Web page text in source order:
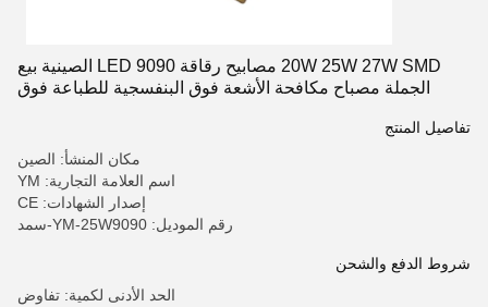
20W 25W 27W SMD مصابيح رقاقة LED 9090 الصينية بيع
الجملة مصباح مكافحة الأشعة فوق البنفسجية للطباعة فوق
تفاصيل المنتج
مكان المنشأ: الصين
اسم العلامة التجارية: YM
إصدار الشهادات: CE
رقم الموديل: YM-25W9090-سمد
شروط الدفع والشحن
الحد الأدنى لكمية: تفاوض